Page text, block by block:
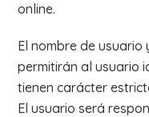
online.
El nombre de
permitirán al usuario
tienen carácter
El usuario será